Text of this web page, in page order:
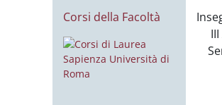
Corsi della Facoltà